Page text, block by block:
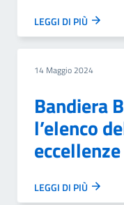
LEGGI DI PIÙ
14 Maggio 2024
Bandiera
l’elenco
LEGGI DI PIÙ